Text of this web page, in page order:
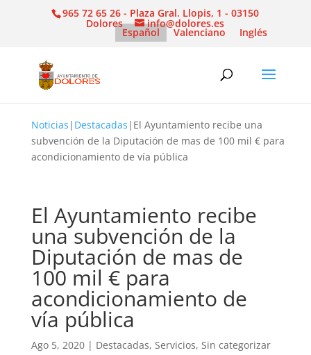
965 72 65 26 - Plaza Gral. Llopis, 1 - 03150
Dolores info@dolores.es
Español Valenciano Inglés
Noticias | Destacadas | El Ayuntamiento recibe una
subvención de la Diputación de mas de 100 mil € para
acondicionamiento de vía pública
El Ayuntamiento recibe
una subvención de la
Diputación de mas de
100 mil € para
acondicionamiento de
vía pública
Ago 5, 2020| Destacadas, Servicios, Sin categorizar